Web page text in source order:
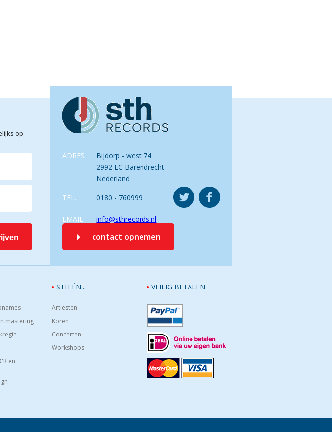
ADRES
Bijdorp - west 74
2992 LC Barendrecht
Nederland
TEL. 0180 - 760999
EMAIL info@sthrecords.nl
contact opnemen
op
VEILIG BETALEN
mastering
en
STH ÉN...
Artiesten
Koren
Concerten
Workshops